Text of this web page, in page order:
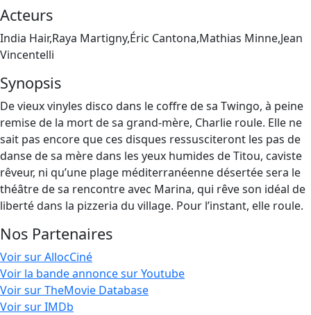
Acteurs
India Hair,Raya Martigny,Éric Cantona,Mathias Minne,Jean
Vincentelli
Synopsis
De vieux vinyles disco dans le coffre de sa Twingo, à peine
remise de la mort de sa grand-mère, Charlie roule. Elle ne
sait pas encore que ces disques ressusciteront les pas de
danse de sa mère dans les yeux humides de Titou, caviste
rêveur, ni qu’une plage méditerranéenne désertée sera le
théâtre de sa rencontre avec Marina, qui rêve son idéal de
liberté dans la pizzeria du village. Pour l’instant, elle roule.
Nos Partenaires
Voir sur AllocCiné
Voir la bande annonce sur Youtube
Voir sur TheMovie Database
Voir sur IMDb